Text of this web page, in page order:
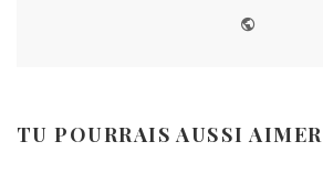
TU POURRAIS AUSSI AIMER